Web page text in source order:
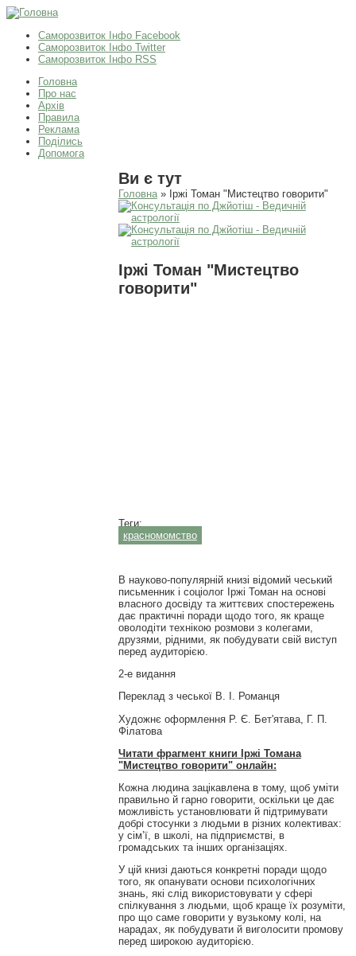
Саморозвиток Інфо Facebook
Саморозвиток Інфо Twitter
Саморозвиток Інфо RSS
Головна
Про нас
Архів
Правила
Реклама
Поділись
Допомога
Ви є тут
Головна» Іржі Томан "Мистецтво говорити"
Іржі Томан "Мистецтво
говорити"
Теги:
красномомство
В науково-популярній книзі відомий чеський
письменник і соціолог Іржі Томан на основі
власного досвіду та життєвих спостережень
дає практичні поради щодо того, як краще
оволодіти технікою розмови з колегами,
друзями, рідними, як побудувати свій виступ
перед аудиторією.
2-е видання
Переклад з чеської В. І. Романця
Художнє оформлення Р. Є. Бет'ятава, Г. П.
Філатова
Читати фрагмент книги Іржі Томана
"Мистецтво говорити" онлайн:
Кожна людина зацікавлена в тому, щоб уміти
правильно й гарно говорити, оскільки це дає
можливість установлювати й підтримувати
добрі стосунки з людьми в різних колективах:
у сім’ї, в школі, на підприємстві, в
громадських та інших організаціях.
У цій книзі даються конкретні поради щодо
того, як опанувати основи психологічних
знань, які слід використовувати у сфері
спілкування з людьми, щоб краще їх розуміти,
про що саме говорити у вузькому колі, на
нарадах, як побудувати й виголосити промову
перед широкою аудиторією.